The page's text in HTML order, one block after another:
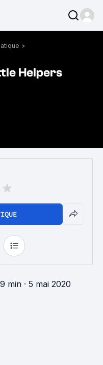
>
Helpers
min · 5 mai 2020